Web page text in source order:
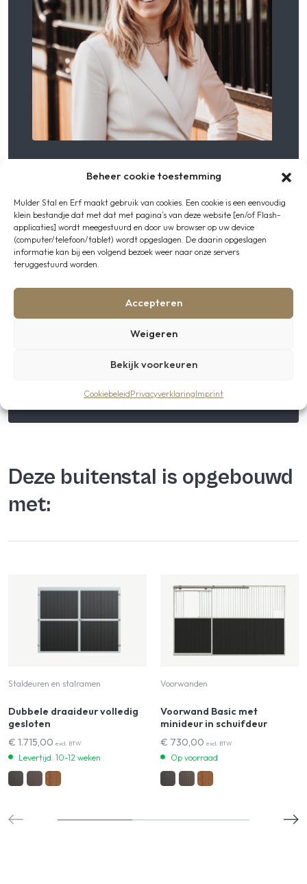
Beheer cookie toestemming
Mulder Stal en Erf maakt gebruik van cookies. Een cookie is een eenvoudig
klein bestandje dat met dat met pagina’s van deze website [en/of Flash-
applicaties] wordt meegestuurd en door uw browser op uw device
(computer/telefoon/tablet) wordt opgeslagen. De daarin opgeslagen
informatie kan bij een volgend bezoek weer naar onze servers
teruggestuurd worden.
Accepteren
Weigeren
Bekijk voorkeuren
CookiebeleidPrivacyverklaringImprint
Ook plannen voor
een nieuwe
buitenstal?
Heeft u ook plannen voor een nieuwe buitenstal? Wij
uitstraling.
Deze buitenstal is opgebouwd
met:
Staldeuren en stalramen
Dubbele draaideur volledig
gesloten
€ 1.715,00 excl. BTW
Levertijd: 10-12 weken
Voorwanden
Voorwand Basic met
minideur in schuifdeur
€ 730,00 excl. BTW
Op voorraad